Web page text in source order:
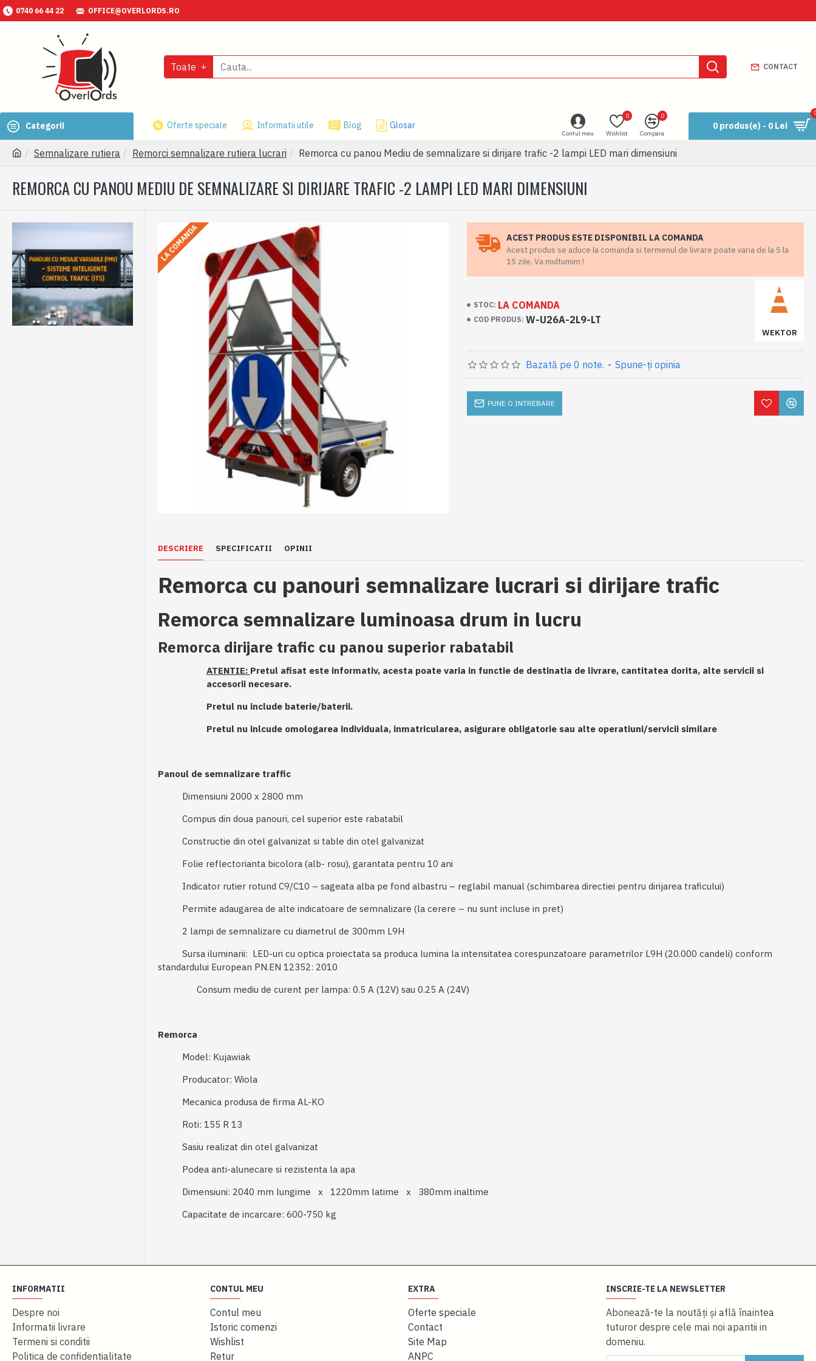
0740 66 44 22 OFFICE@OVERLORDS.RO
Toate CONTACT
Categorii Oferte speciale Informatii utile Blog Glosar
Contul meu Wishlist
0
Compara
0
0 produs(e) - 0 Lei
Semnalizare rutiera Remorci semnalizare rutiera lucrari Remorca cu panou Mediu de semnalizare si dirijare trafic -2 lampi LED mari dimensiuni
REMORCA CU PANOU MEDIU DE SEMNALIZARE SI DIRIJARE TRAFIC -2 LAMPI LED MARI DIMENSIUNI
LA COMANDA ACEST PRODUS ESTE DISPONIBIL LA COMANDA
Acest produs se aduce la comanda si termenul de livrare poate varia de la 5 la
15 zile. Va multumim !
STOC: LA COMANDA
COD PRODUS: W-U26A-2L9-LT
WEKTOR
Bazată pe 0 note. - Spune-ţi opinia
PUNE O INTREBARE
DESCRIERE SPECIFICATII OPINII
Remorca cu panouri semnalizare lucrari si dirijare trafic
Remorca semnalizare luminoasa drum in lucru
Remorca dirijare trafic cu panou superior rabatabil
ATENTIE: Pretul afisat este informativ, acesta poate varia in functie de destinatia de livrare, cantitatea dorita, alte servicii si
accesorii necesare.
Pretul nu include baterie/baterii.
Pretul nu inlcude omologarea individuala, inmatricularea, asigurare obligatorie sau alte operatiuni/servicii similare
Panoul de semnalizare traffic
Dimensiuni 2000 x 2800 mm
Compus din doua panouri, cel superior este rabatabil
Constructie din otel galvanizat si table din otel galvanizat
Folie reflectorianta bicolora (alb- rosu), garantata pentru 10 ani
Indicator rutier rotund C9/C10 – sageata alba pe fond albastru – reglabil manual (schimbarea directiei pentru dirijarea traficului)
Permite adaugarea de alte indicatoare de semnalizare (la cerere – nu sunt incluse in pret)
2 lampi de semnalizare cu diametrul de 300mm L9H
Sursa iluminarii: LED-uri cu optica proiectata sa produca lumina la intensitatea corespunzatoare parametrilor L9H (20.000 candeli) conform
standardului European PN.EN 12352: 2010
Consum mediu de curent per lampa: 0.5 A (12V) sau 0.25 A (24V)
Remorca
Model: Kujawiak
Producator: Wiola
Mecanica produsa de firma AL-KO
Roti: 155 R 13
Sasiu realizat din otel galvanizat
Podea anti-alunecare si rezistenta la apa
Dimensiuni: 2040 mm lungime x 1220mm latime x 380mm inaltime
Capacitate de incarcare: 600-750 kg
INFORMATII
Despre noi
Informatii livrare
Termeni si conditii
Politica de confidentialitate
CONTUL MEU
Contul meu
Istoric comenzi
Wishlist
Retur
EXTRA
Oferte speciale
Contact
Site Map
ANPC
INSCRIE-TE LA NEWSLETTER
Abonează-te la noutăţi și află înaintea
tuturor despre cele mai noi aparitii in
domeniu.